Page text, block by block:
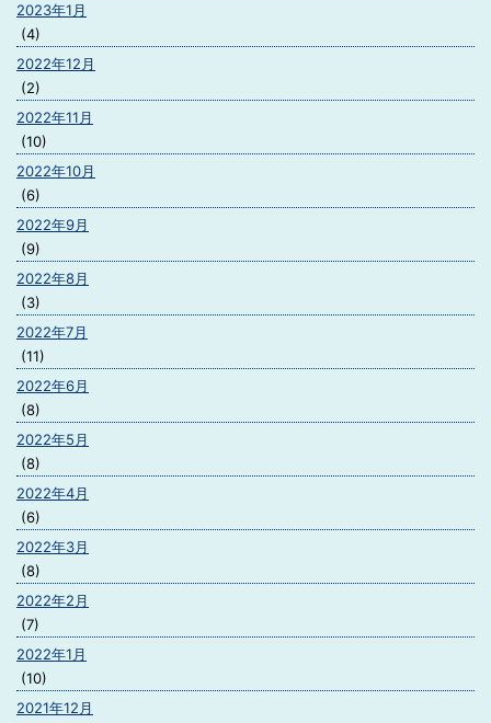
2023年1月
(4)
2022年12月
(2)
2022年11月
(10)
2022年10月
(6)
2022年9月
(9)
2022年8月
(3)
2022年7月
(11)
2022年6月
(8)
2022年5月
(8)
2022年4月
(6)
2022年3月
(8)
2022年2月
(7)
2022年1月
(10)
2021年12月